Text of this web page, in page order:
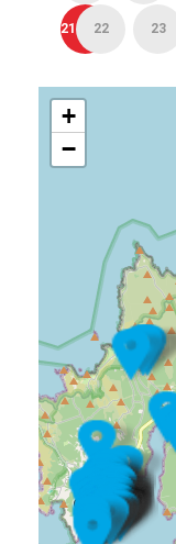
21 22 23
+
−